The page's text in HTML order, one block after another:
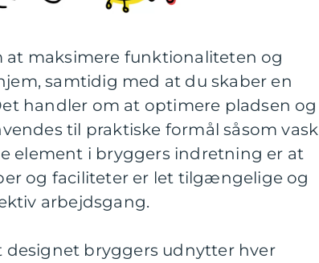
maksimere funktionaliteten og
samtidig med at du skaber en
handler om at optimere pladsen og
til praktiske formål såsom vask
element i bryggers indretning er at
og faciliteter er let tilgængelige og
arbejdsgang.
designet bryggers udnytter hver